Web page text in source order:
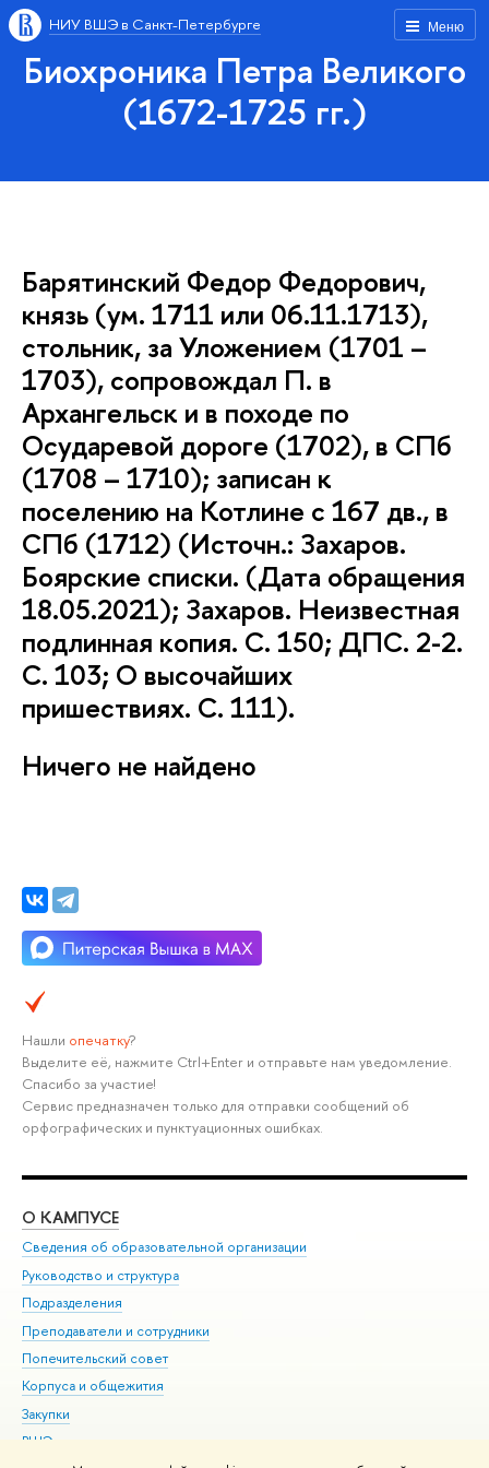
Меню
НИУ ВШЭ в Санкт-Петербурге
Биохроника Петра Великого
(1672-1725 гг.)
Барятинский Федор Федорович,
князь (ум. 1711 или 06.11.1713),
стольник, за Уложением (1701 –
1703), сопровождал П. в
Архангельск и в походе по
Осударевой дороге (1702), в СПб
(1708 – 1710); записан к
поселению на Котлине с 167 дв., в
СПб (1712) (Источн.: Захаров.
Боярские списки. (Дата обращения
18.05.2021); Захаров. Неизвестная
подлинная копия. С. 150; ДПС. 2-2.
С. 103; О высочайших
пришествиях. С. 111).
Ничего не найдено
Нашли опечатку?
Выделите её, нажмите Ctrl+Enter и отправьте нам уведомление.
Спасибо за участие!
Сервис предназначен только для отправки сообщений об
орфографических и пунктуационных ошибках.
О КАМПУСЕ
Сведения об образовательной организации
Руководство и структура
Подразделения
Преподаватели и сотрудники
Попечительский совет
Корпуса и общежития
Закупки
ВШЭ для студентов с ограниченными возможностями
здоровья и инвалидностью